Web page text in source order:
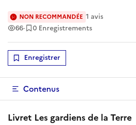
66Vues
· 0 Enregistrements
NON RECOMMANDÉE 1 avis
Enregistrer
Contenus
Livret Les gardiens de la Terre